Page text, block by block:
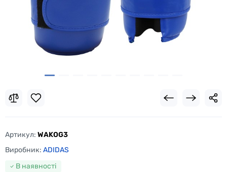
Артикул: WAKOG3
Виробник: ADIDAS
В наявності